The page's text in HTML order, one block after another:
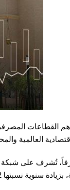
القطاعات
العالمية